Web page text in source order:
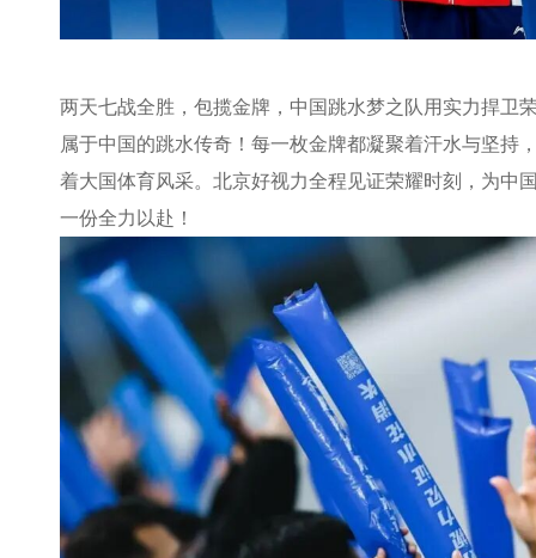
两天七战全胜，包揽金牌，中国跳水梦之队用实力捍卫
属于中国的跳水传奇！每一枚金牌都凝聚着汗水与坚持
着大国体育风采。北京好视力全程见证荣耀时刻，为中
一份全力以赴！